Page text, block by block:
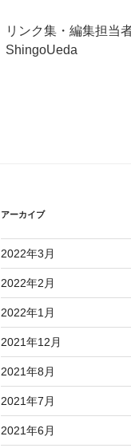
リンク集・編集担当
ShingoUeda
アーカイブ
2022年3月
2022年2月
2022年1月
2021年12月
2021年8月
2021年7月
2021年6月